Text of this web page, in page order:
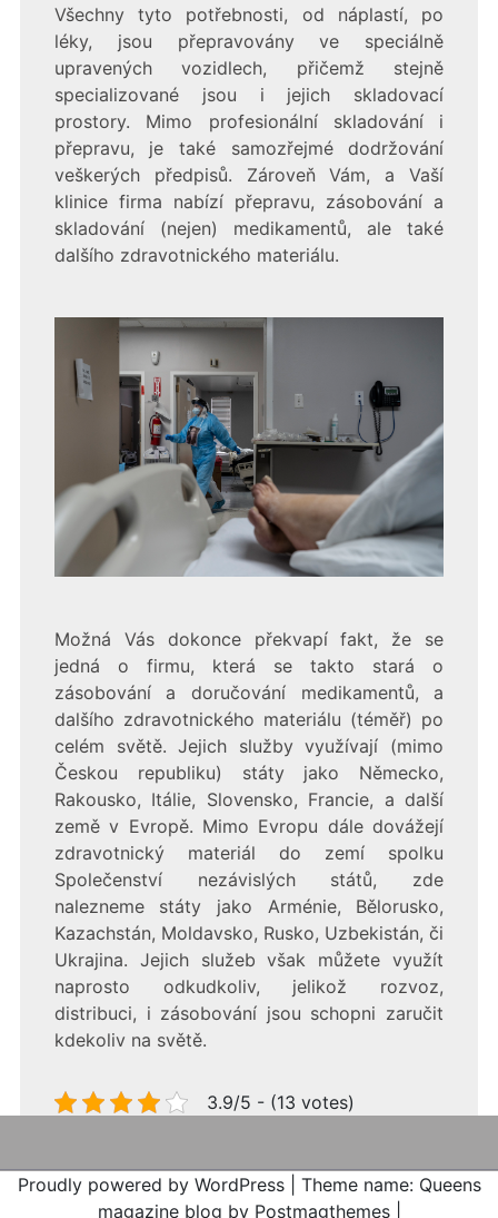
Všechny tyto potřebnosti, od náplastí, po
léky, jsou přepravovány ve speciálně
upravených vozidlech, přičemž stejně
specializované jsou i jejich skladovací
prostory. Mimo profesionální skladování i
přepravu, je také samozřejmé dodržování
veškerých předpisů. Zároveň Vám, a Vaší
klinice firma nabízí přepravu, zásobování a
skladování (nejen) medikamentů, ale také
dalšího zdravotnického materiálu.
Možná Vás dokonce překvapí fakt, že se
jedná o firmu, která se takto stará o
zásobování a doručování medikamentů, a
dalšího zdravotnického materiálu (téměř) po
celém světě. Jejich služby využívají (mimo
Českou republiku) státy jako Německo,
Rakousko, Itálie, Slovensko, Francie, a další
země v Evropě. Mimo Evropu dále dovážejí
zdravotnický materiál do zemí spolku
Společenství nezávislých států, zde
nalezneme státy jako Arménie, Bělorusko,
Kazachstán, Moldavsko, Rusko, Uzbekistán, či
Ukrajina. Jejich služeb však můžete využít
naprosto odkudkoliv, jelikož rozvoz,
distribuci, i zásobování jsou schopni zaručit
kdekoliv na světě.
3.9/5 - (13 votes)
Proudly powered by WordPress
Theme name: Queens
magazine blog by Postmagthemes